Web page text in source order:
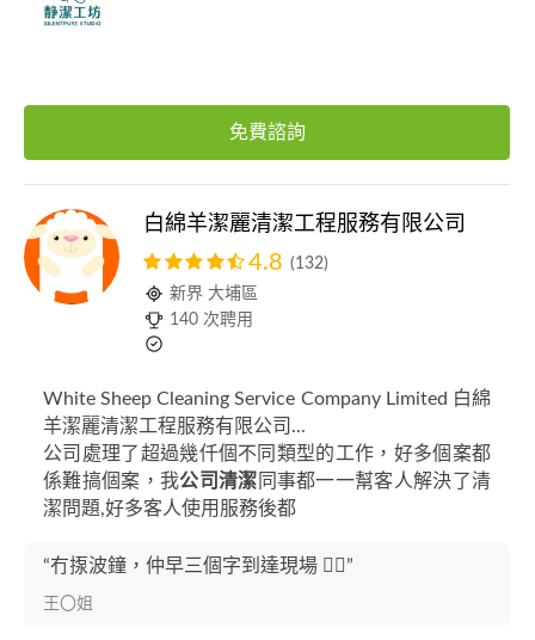
免費諮詢
白綿羊潔麗清潔工程服務有限公司
4.8 (132)
新界 大埔區
140 次聘用
White Sheep Cleaning Service Company Limited 白綿
羊潔麗清潔工程服務有限公司...
公司處理了超過幾仟個不同類型的工作，好多個案都
係難搞個案，我公司清潔 同事都一一幫客人解決了清
潔問題,好多客人使用服務後都
“冇揼波鐘，仲早三個字到達現場 👍🏼”
王〇姐